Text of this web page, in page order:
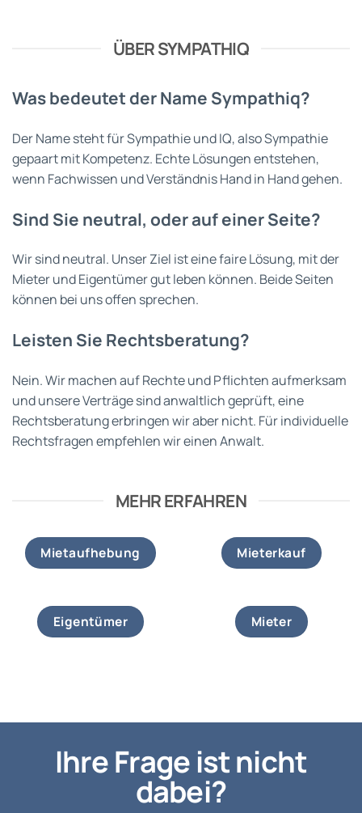
ÜBER SYMPATHIQ
Was bedeutet der Name Sympathiq?
Der Name steht für Sympathie und IQ, also Sympathie
gepaart mit Kompetenz. Echte Lösungen entstehen,
wenn Fachwissen und Verständnis Hand in Hand gehen.
Sind Sie neutral, oder auf einer Seite?
Wir sind neutral. Unser Ziel ist eine faire Lösung, mit der
Mieter und Eigentümer gut leben können. Beide Seiten
können bei uns offen sprechen.
Leisten Sie Rechtsberatung?
Nein. Wir machen auf Rechte und Pflichten aufmerksam
und unsere Verträge sind anwaltlich geprüft, eine
Rechtsberatung erbringen wir aber nicht. Für individuelle
Rechtsfragen empfehlen wir einen Anwalt.
MEHR ERFAHREN
Mietaufhebung Mieterkauf
Eigentümer Mieter
Ihre Frage ist nicht
dabei?